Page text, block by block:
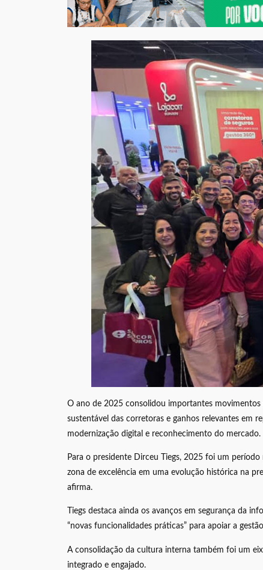
O ano de 2025 consolidou importantes
sustentável das corretoras e ganhos relevantes em
modernização digital e reconhecimento do mercado.
Para o presidente Dirceu Tiegs, 2025 foi um
zona de excelência em uma evolução histórica na
afirma.
Tiegs destaca ainda os avanços em segurança da
“novas funcionalidades práticas” para apoiar a
A consolidação da cultura interna também foi um
integrado e engajado.